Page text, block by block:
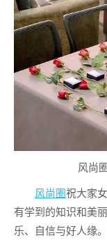
风尚
风尚圈祝大家
有学到的知识和美
乐、自信与好人缘。